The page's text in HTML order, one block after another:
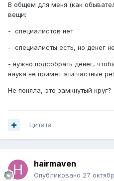
В общем для меня (как
вещи:
- специалистов нет
- специалисты есть, но денег
- нужно подсобрать денег,
наука не примет эти частные
Не поняла, это замкнутый круг?
Цитата
hairmaven
Опубликовано 27